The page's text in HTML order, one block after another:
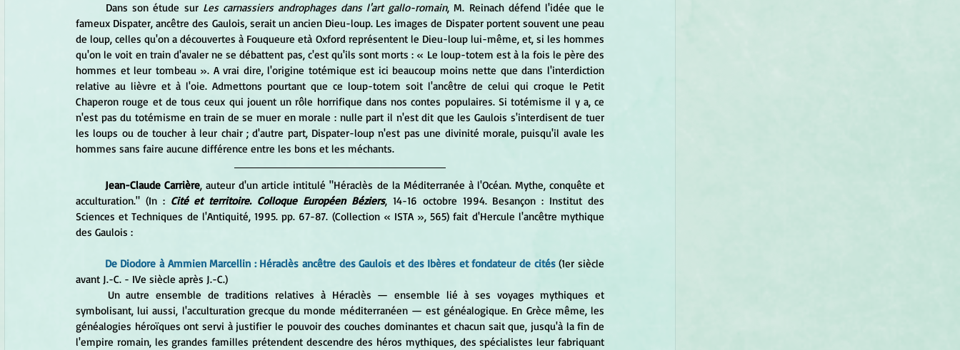
	Dans son étude sur
Les carnassiers androphages dans l'art gallo-romain, M. Reinach défend l'idée que le
fameux Dispater, ancêtre des Gaulois, serait un ancien Dieu-loup. Les images de Dispater portent souvent une peau
de loup, celles qu'on a découvertes à Fouqueure età Oxford représentent le Dieu-loup lui-même, et, si les hommes
qu'on le voit en train d'avaler ne se débattent pas, c'est qu'ils sont morts : « Le loup-totem est à la fois le père des
hommes et leur tombeau ». A vrai dire, l'origine totémique est ici beaucoup moins nette que dans l'interdiction
relative au lièvre et à l'oie. Admettons pourtant que ce loup-totem soit l'ancêtre de celui qui croque le Petit
Chaperon rouge et de tous ceux qui jouent un rôle horrifique dans nos contes populaires. Si totémisme il y a, ce
n'est pas du totémisme en train de se muer en morale : nulle part il n'est dit que les Gaulois s'interdisent de tuer
les loups ou de toucher à leur chair ; d'autre part, Dispater-loup n'est pas une divinité morale, puisqu'il avale les
hommes sans faire aucune différence entre les bons et les méchants.
Jean-Claude Carrière, auteur d'un article intitulé "Héraclès de la Méditerranée à l'Océan. Mythe, conquête et
acculturation." (In : Cité et territoire. Colloque Européen Béziers, 14-16 octobre 1994. Besançon : Institut des
Sciences et Techniques de l'Antiquité, 1995. pp. 67-87. (Collection « ISTA », 565) fait d'Hercule l'ancêtre mythique
des Gaulois :
De Diodore à Ammien Marcellin : Héraclès ancêtre des Gaulois et des Ibères et fondateur de cités (1er siècle
avant J.-C. - IVe siècle après J.-C.)
symbolisant, lui aussi, l'acculturation grecque du monde méditerranéen — est généalogique. En Grèce même, les
généalogies héroïques ont servi à justifier le pouvoir des couches dominantes et chacun sait que, jusqu'à la fin de
l'empire romain, les grandes familles prétendent descendre des héros mythiques, des spécialistes leur fabriquant